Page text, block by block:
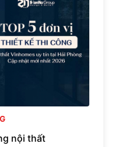
nội thất